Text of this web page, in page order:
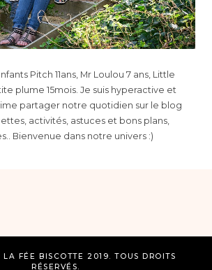
Pitch 11ans, Mr Loulou 7 ans, Little
plume 15mois. Je suis hyperactive et
partager notre quotidien sur le blog
activités, astuces et bons plans,
Bienvenue dans notre univers :)
FÉE BISCOTTE 2019. TOUS DROITS
RÉSERVÉS.